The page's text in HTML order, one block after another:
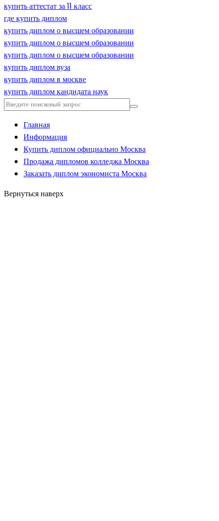
купить аттестат за 11 класс
где купить диплом
купить диплом о высшем образовании
купить диплом о высшем образовании
купить диплом о высшем образовании
купить диплом вуза
купить диплом в москве
купить диплом кандидата наук
Главная
Информация
Купить диплом официально Москва
Продажа дипломов колледжа Москва
Заказать диплом экономиста Москва
Вернуться наверх